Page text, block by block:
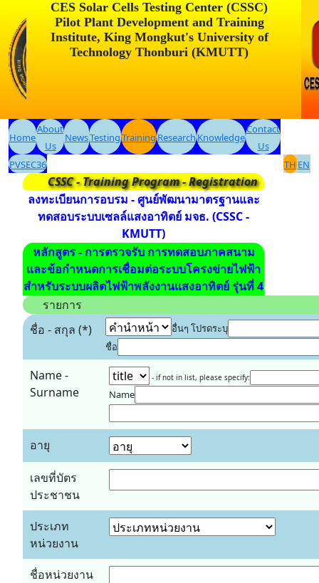
CES Solar Cells Testing Center (CSSC)
Pilot Plant Development and Training
Institute, King Mongkut's University of
Technology Thonburi (KMUTT)
Home
About
Us
NewsTestingTraining Research Knowledge
Contact
Us
PVSEC36
TH EN
CSSC - Training Program - Registration
ลงทะเบียนการอบรม - ศูนย์พัฒนามาตรฐานและ
ทดสอบระบบเซลล์แสงอาทิตย์ มจธ. (CSSC -
KMUTT)
หลักสูตร - การตรวจรับ การทดสอบภาคสนาม
และข้อกำหนดการเชื่อมต่อระบบโครงข่ายไฟฟ้า
สำหรับระบบผลิตไฟฟ้าพลังงานแสงอาทิตย์ รุ่นที่ 4
รายการ
ชื่อ - สกุล (*)
อื่นๆ โปรดระบุ
ชื่อ
Name -
Surname
- if not in list, please specify:
Name
อายุ
เลขที่บัตร
ประชาชน
ประเภท
หน่วยงาน
ชื่อหน่วยงาน